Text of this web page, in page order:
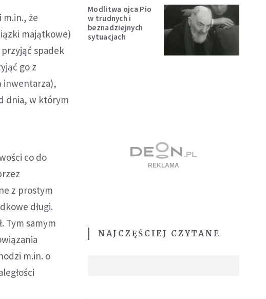
że
majątkowe)
spadek
go z
inwentarza),
dnia, w którym
co do
z prostym
długi.
Tym samym
m.in. o
Modlitwa ojca Pio
w trudnych i
beznadziejnych
sytuacjach
NAJCZĘŚCIEJ CZYTANE